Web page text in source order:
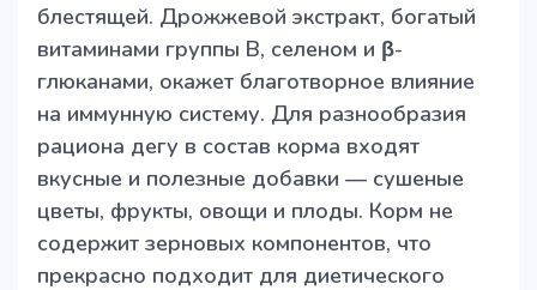
блестящей. Дрожжевой экстракт, богатый
витаминами группы В, селеном и β-
глюканами, окажет благотворное влияние
на иммунную систему. Для разнообразия
рациона дегу в состав корма входят
вкусные и полезные добавки — сушеные
цветы, фрукты, овощи и плоды. Корм не
содержит зерновых компонентов, что
прекрасно подходит для диетического